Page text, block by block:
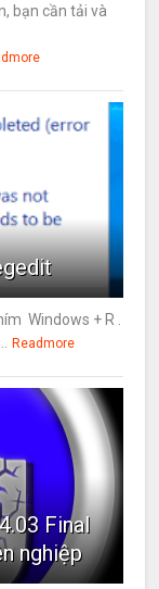
bạn cần tải và
Windows + R .
Readmore
Final
nghiệp